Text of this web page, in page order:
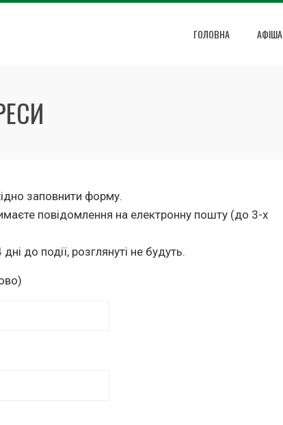
ГОЛОВНА АФІША
заповнити форму.
повідомлення на електронну пошту (до 3-х
до події, розглянуті не будуть.